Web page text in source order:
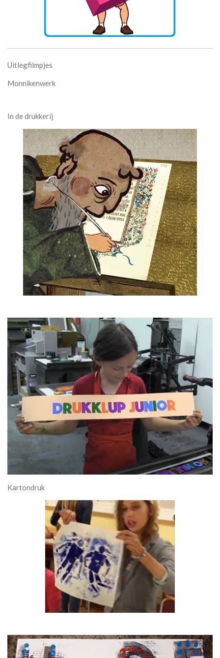
Uitlegfilmpjes
Monnikenwerk
In de drukkerij
Kartondruk